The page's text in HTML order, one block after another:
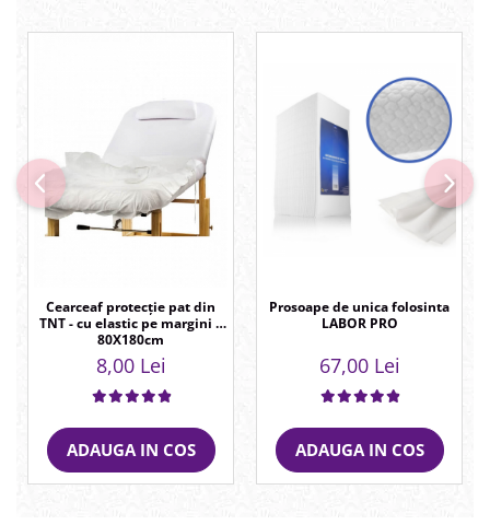
Cearceaf protecție pat din
TNT - cu elastic pe margini –
80X180cm
8,00 Lei
ADAUGA IN COS
Prosoape de unica folosinta
LABOR PRO
67,00 Lei
ADAUGA IN COS